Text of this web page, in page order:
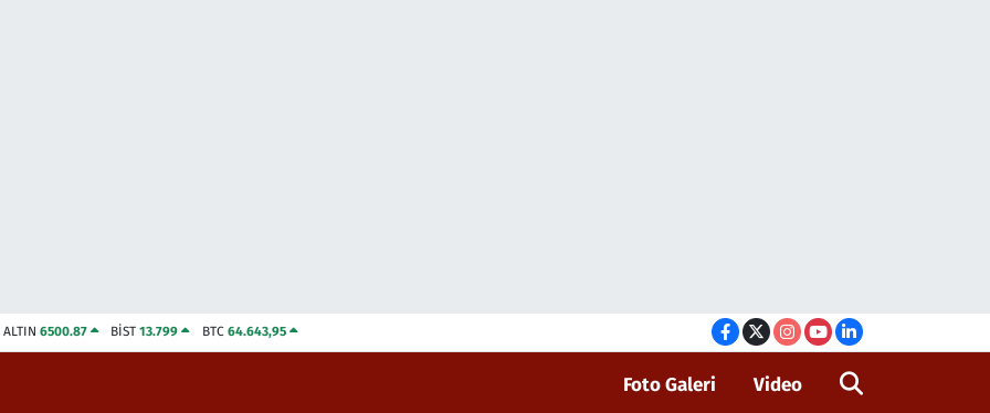
ALTIN 6500.87 BİST13.799 BTC 64.643,95
Foto Galeri Video